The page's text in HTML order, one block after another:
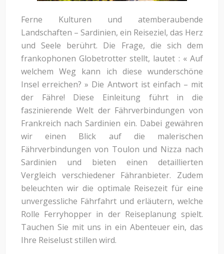
Ferne Kulturen und atemberaubende
Landschaften – Sardinien, ein Reiseziel, das Herz
und Seele berührt. Die Frage, die sich dem
frankophonen Globetrotter stellt, lautet : « Auf
welchem Weg kann ich diese wunderschöne
Insel erreichen? » Die Antwort ist einfach – mit
der Fähre! Diese Einleitung führt in die
faszinierende Welt der Fährverbindungen von
Frankreich nach Sardinien ein. Dabei gewähren
wir einen Blick auf die malerischen
Fährverbindungen von Toulon und Nizza nach
Sardinien und bieten einen detaillierten
Vergleich verschiedener Fähranbieter. Zudem
beleuchten wir die optimale Reisezeit für eine
unvergessliche Fährfahrt und erläutern, welche
Rolle Ferryhopper in der Reiseplanung spielt.
Tauchen Sie mit uns in ein Abenteuer ein, das
Ihre Reiselust stillen wird.